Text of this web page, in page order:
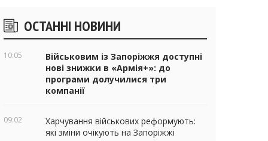
Бічні
віджети
ОСТАННІ НОВИНИ
10:05
Військовим із Запоріжжя доступні
нові знижки в «Армія+»: до
програми долучилися три
компанії
09:02
Харчування військових реформують:
які зміни очікують на Запоріжжі